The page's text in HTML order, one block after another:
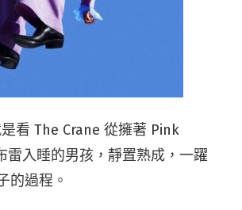
是看 The Crane 從擁著 Pink
雷入睡的男孩，靜置熟成，一躍
的過程。